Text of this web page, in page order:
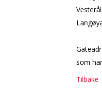
som
Tilbake